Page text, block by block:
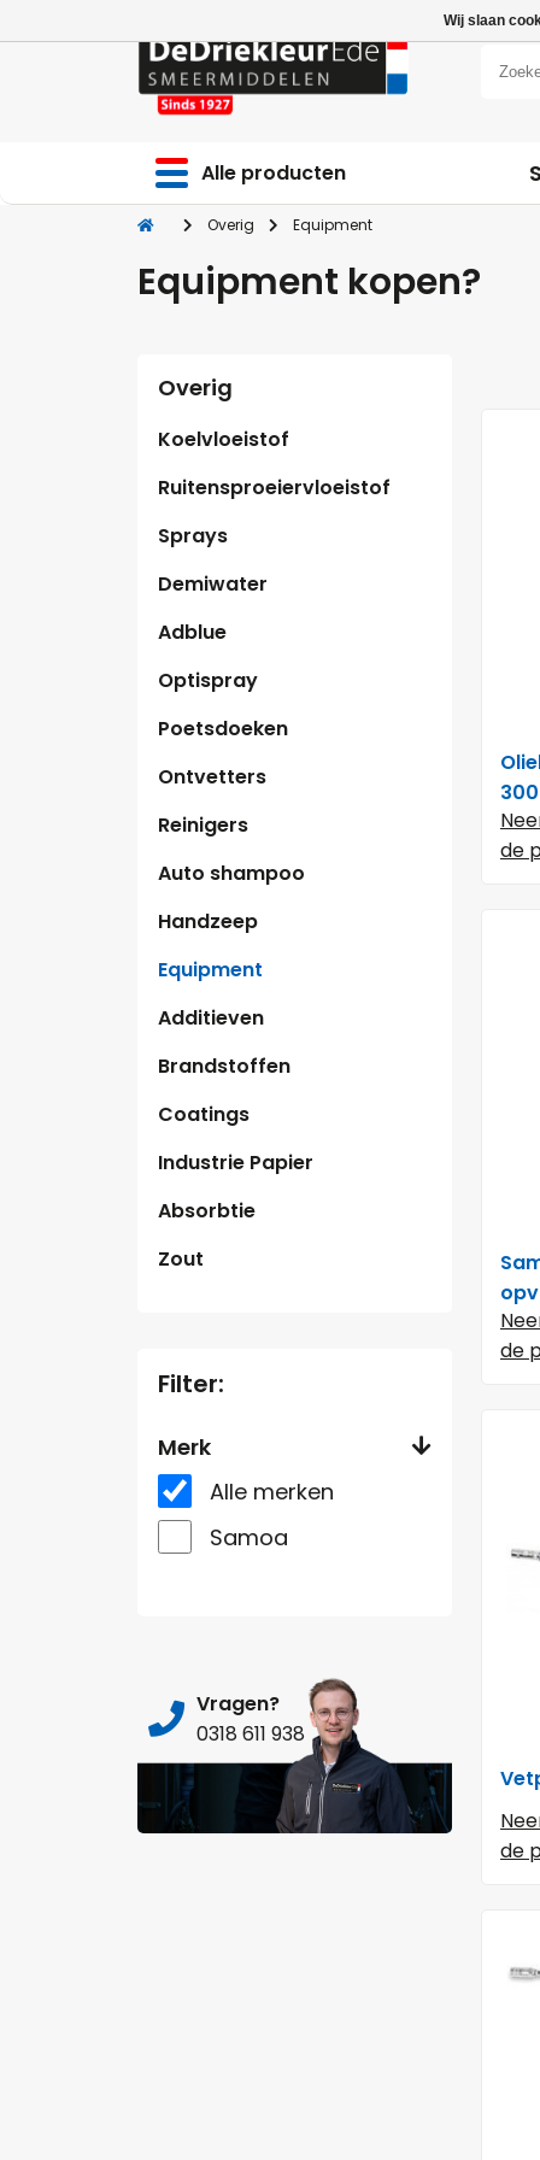
Alle producten
Overig Equipment
Equipment kopen?
Overig
Koelvloeistof
Ruitensproeiervloeistof
Sprays
Demiwater
Adblue
Optispray
Poetsdoeken
Ontvetters
Reinigers
Auto shampoo
Handzeep
Equipment
Additieven
Brandstoffen
Coatings
Industrie Papier
Absorbtie
Zout
Filter:
Merk
Alle merken
Samoa
Vragen?
0318 611 938
de
de
de
Wij slaan